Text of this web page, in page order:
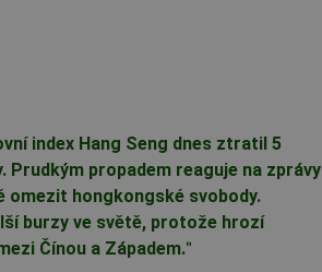
index Hang Seng dnes ztratil 5
Prudkým propadem reaguje na zprávy
omezit hongkongské svobody.
burzy ve světě, protože hrozí
Čínou a Západem."